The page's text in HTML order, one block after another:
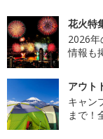
花火特
2026年
情報も
アウト
キャン
まで！